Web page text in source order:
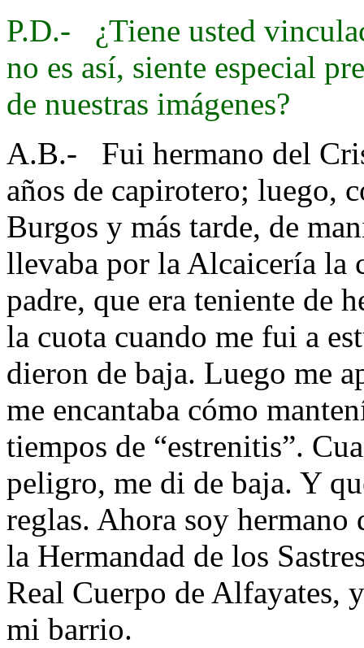
P.D.- ¿Tiene usted
no es así, siente especial
de nuestras imágenes?
A.B.- Fui hermano del
años de capirotero; luego,
Burgos y más tarde, de
llevaba por la Alcaicería
padre, que era teniente de
la cuota cuando me fui a
dieron de baja. Luego me
me encantaba cómo
tiempos de “estrenitis”.
peligro, me di de baja. Y
reglas. Ahora soy hermano
la Hermandad de los
Real Cuerpo de Alfayates,
mi barrio.